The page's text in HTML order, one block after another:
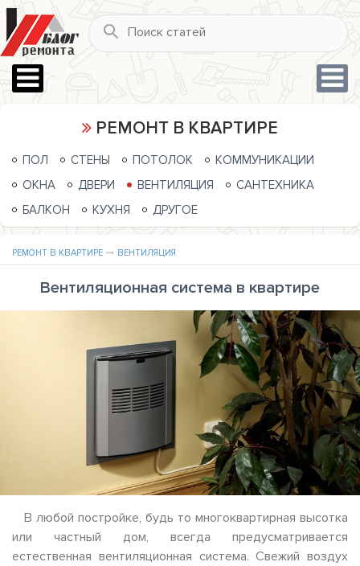
РЕМОНТ В КВАРТИРЕ
ПОЛ СТЕНЫ ПОТОЛОК
КОММУНИКАЦИИ
ОКНА
ДВЕРИ ВЕНТИЛЯЦИЯ
САНТЕХНИКА
БАЛКОН
КУХНЯ ДРУГОЕ
РЕМОНТ В КВАРТИРЕ ВЕНТИЛЯЦИЯ
Вентиляционная система в квартире
В любой постройке, будь то многоквартирная высотка
или частный дом, всегда предусматривается
естественная вентиляционная система. Свежий воздух